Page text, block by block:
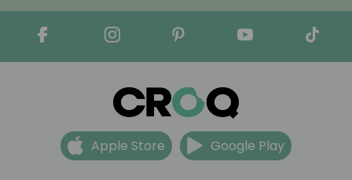
Apple Store Google Play